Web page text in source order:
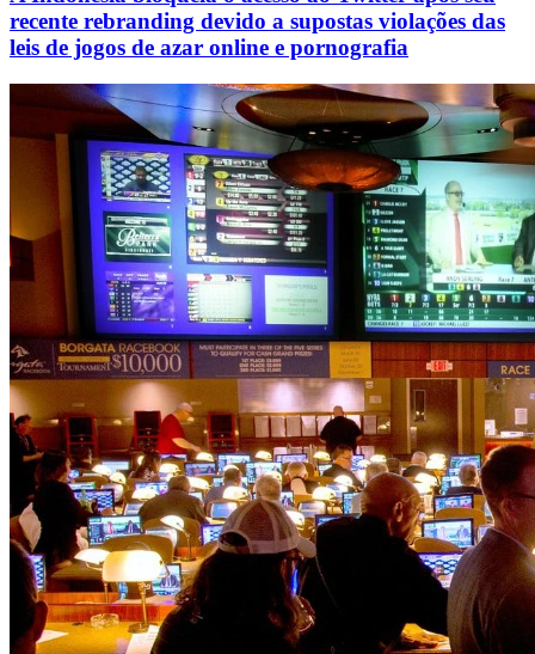
recente rebranding devido a supostas violações das
leis de jogos de azar online e pornografia